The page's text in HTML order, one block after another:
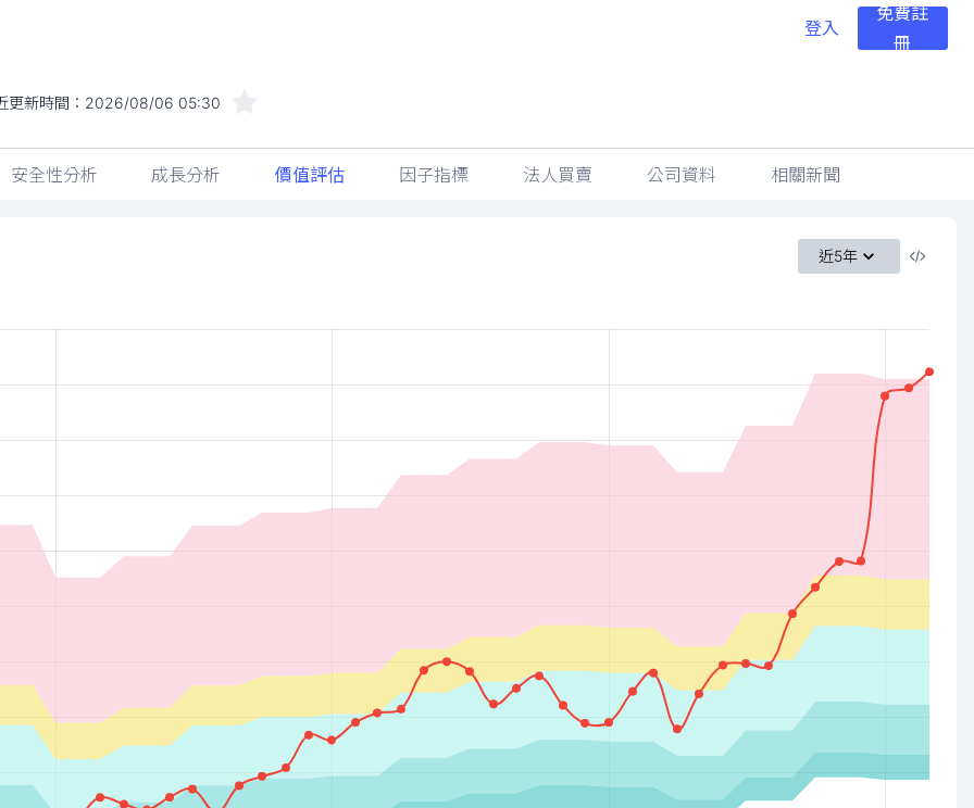
登入
免費註
冊
更新時間： 2026/08/06 05:30
安全性分析 成長分析 價值評估 因子指標 法人買賣 公司資料 相關新聞
近5年